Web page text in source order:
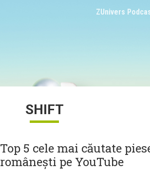
ZUnivers
SHIFT
Top 5 cele mai căutate
românești pe YouTube